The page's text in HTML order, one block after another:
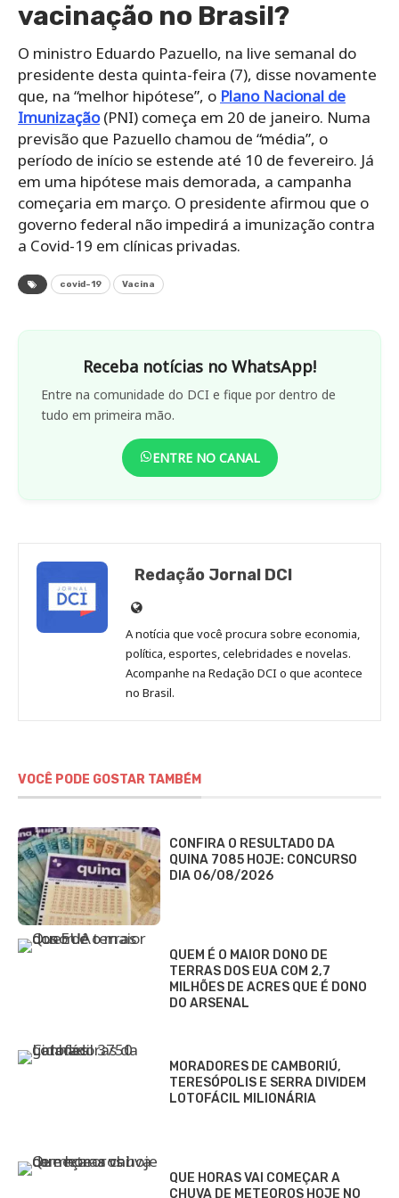
vacinação no Brasil?
O ministro Eduardo Pazuello, na live semanal do
presidente desta quinta-feira (7), disse novamente
que, na “melhor hipótese”, o Plano Nacional de
Imunização(PNI) começa em 20 de janeiro. Numa
previsão que Pazuello chamou de “média”, o
período de início se estende até 10 de fevereiro. Já
em uma hipótese mais demorada, a campanha
começaria em março. O presidente afirmou que o
governo federal não impedirá a imunização contra
a Covid-19 em clínicas privadas.
covid-19 Vacina
Receba notícias no WhatsApp!
Entre na comunidade do DCI e fique por dentro de
tudo em primeira mão.
ENTRE NO CANAL
Redação Jornal DCI
Site
de
Redação
Jornal
DCI
A notícia que você procura sobre economia,
política, esportes, celebridades e novelas.
Acompanhe na Redação DCI o que acontece
no Brasil.
VOCÊ PODE GOSTAR TAMBÉM
CONFIRA O RESULTADO DA
QUINA 7085 HOJE: CONCURSO
DIA 06/08/2026
QUEM É O MAIOR DONO DE
TERRAS DOS EUA COM 2,7
MILHÕES DE ACRES QUE É DONO
DO ARSENAL
MORADORES DE CAMBORIÚ,
TERESÓPOLIS E SERRA DIVIDEM
LOTOFÁCIL MILIONÁRIA
QUE HORAS VAI COMEÇAR A
CHUVA DE METEOROS HOJE NO